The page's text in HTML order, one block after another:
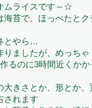
ムライスです～☆
海苔で、ほっぺたと
とやら…
りましたが、めっち
るのに3時間近くか
大きさとか、形とか
されます